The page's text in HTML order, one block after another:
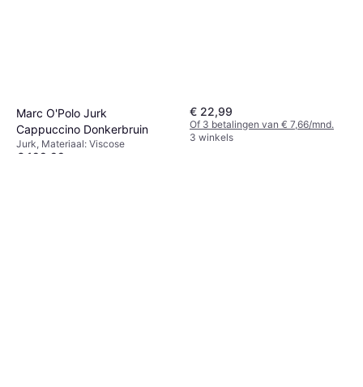
Marc O'Polo Jurk
Cappuccino Donkerbruin
Jurk, Materiaal: Viscose
€ 129,99
€ 22,99
Of 3 betalingen van € 7,66/mnd.
3 winkels